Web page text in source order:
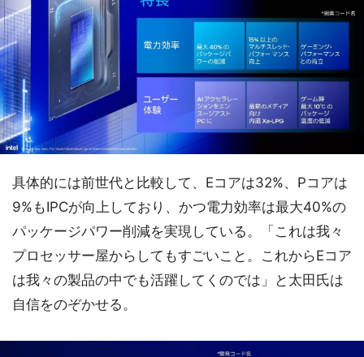
具体的には前世代と比較して、Eコアは32%、Pコアは
9%もIPCが向上しており、かつ電力効率は最大40%の
パッケージパワー削減を実現している。「これは我々
プロセッサー屋からしてもすごいこと。これからEコア
は我々の製品の中でも活躍してくのでは」と太田氏は
自信をのぞかせる。